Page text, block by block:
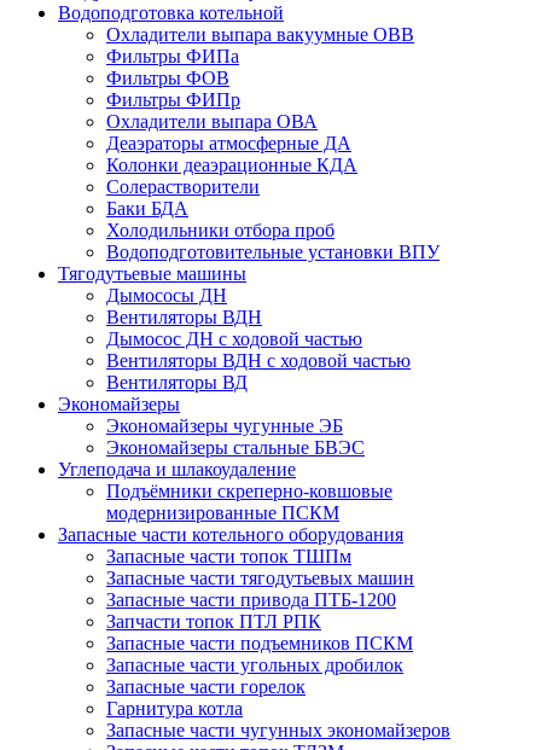
Водоподготовка котельной
Охладители выпара вакуумные ОВВ
Фильтры ФИПа
Фильтры ФОВ
Фильтры ФИПр
Охладители выпара ОВА
Деаэраторы атмосферные ДА
Колонки деаэрационные КДА
Солерастворители
Баки БДА
Холодильники отбора проб
Водоподготовительные установки ВПУ
Тягодутьевые машины
Дымососы ДН
Вентиляторы ВДН
Дымосос ДН с ходовой частью
Вентиляторы ВДН с ходовой частью
Вентиляторы ВД
Экономайзеры
Экономайзеры чугунные ЭБ
Экономайзеры стальные БВЭС
Углеподача и шлакоудаление
Подъёмники скреперно-ковшовые
модернизированные ПСКМ
Запасные части котельного оборудования
Запасные части топок ТШПм
Запасные части тягодутьевых машин
Запасные части привода ПТБ-1200
Запчасти топок ПТЛ РПК
Запасные части подъемников ПСКМ
Запасные части угольных дробилок
Запасные части горелок
Гарнитура котла
Запасные части чугунных экономайзеров